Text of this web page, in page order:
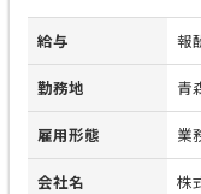
給与 報
勤務地 青
雇用形態 業
会社名 株